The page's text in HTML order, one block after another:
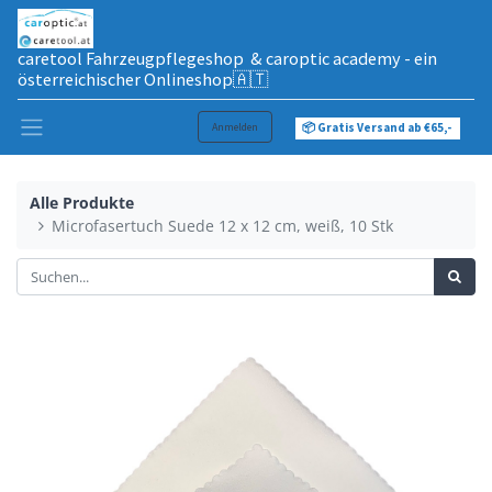
caretool Fahrzeugpflegeshop & caroptic academy - ein
österreichischer Onlineshop🇦🇹
Anmelden 📦 Gratis Versand ab €65,-
Alle Produkte
Microfasertuch Suede 12 x 12 cm, weiß, 10 Stk